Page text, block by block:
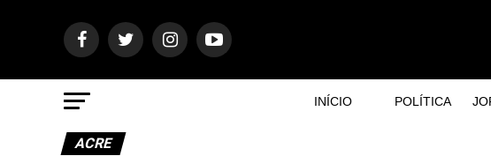
INÍCIO POLÍTICA
ACRE